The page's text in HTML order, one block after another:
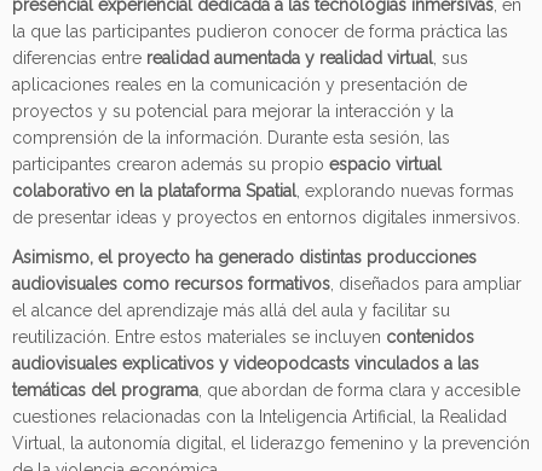
presencial experiencial dedicada a las tecnologías inmersivas , en
la que las participantes pudieron conocer de forma práctica las
diferencias entre realidad aumentada y realidad virtual , sus
aplicaciones reales en la comunicación y presentación de
proyectos y su potencial para mejorar la interacción y la
comprensión de la información. Durante esta sesión, las
participantes crearon además su propio espacio virtual
colaborativo en la plataforma Spatial , explorando nuevas formas
de presentar ideas y proyectos en entornos digitales inmersivos.
Asimismo, el proyecto ha generado distintas producciones
audiovisuales como recursos formativos , diseñados para ampliar
el alcance del aprendizaje más allá del aula y facilitar su
reutilización. Entre estos materiales se incluyen contenidos
audiovisuales explicativos y videopodcasts vinculados a las
temáticas del programa , que abordan de forma clara y accesible
cuestiones relacionadas con la Inteligencia Artificial, la Realidad
Virtual, la autonomía digital, el liderazgo femenino y la prevención